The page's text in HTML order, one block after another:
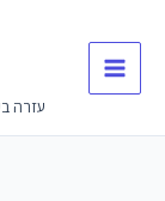
עזרה